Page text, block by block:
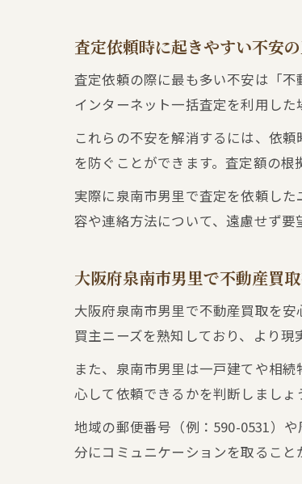
査定依頼時に起きやすい不安
査定依頼の際に最も多い不安は「
インターネット一括査定を利用し
これらの不安を解消するには、依
を防ぐことができます。査定額の
実際に泉南市男里で査定を依頼し
容や連絡方法について、遠慮せず要
大阪府泉南市男里で不動産買
大阪府泉南市男里で不動産買取を
買主ニーズを熟知しており、より現
また、泉南市男里は一戸建てや相
心して依頼できるかを判断しまし
地域の郵便番号（例：590-0531）
分にコミュニケーションを取ること